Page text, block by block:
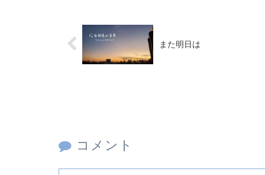
また明日は
コメント